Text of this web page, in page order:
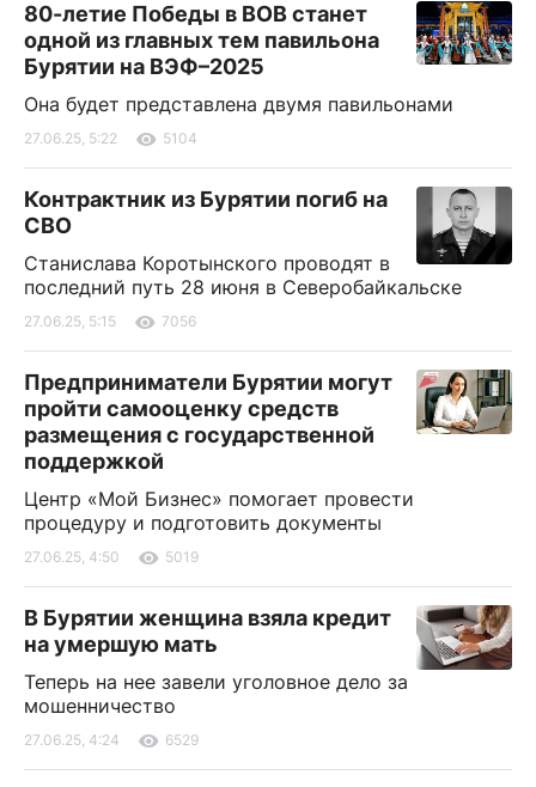
80-летие Победы в ВОВ станет
одной из главных тем павильона
Бурятии на ВЭФ–2025
Она будет представлена двумя павильонами
27.06.25, 5:22 5104
Контрактник из Бурятии погиб на
СВО
Станислава Коротынского проводят в
последний путь 28 июня в Северобайкальске
27.06.25, 5:15 7056
Предприниматели Бурятии могут
пройти самооценку средств
размещения с государственной
поддержкой
Центр «Мой Бизнес» помогает провести
процедуру и подготовить документы
27.06.25, 4:50 5019
В Бурятии женщина взяла кредит
на умершую мать
Теперь на нее завели уголовное дело за
мошенничество
27.06.25, 4:24 6529